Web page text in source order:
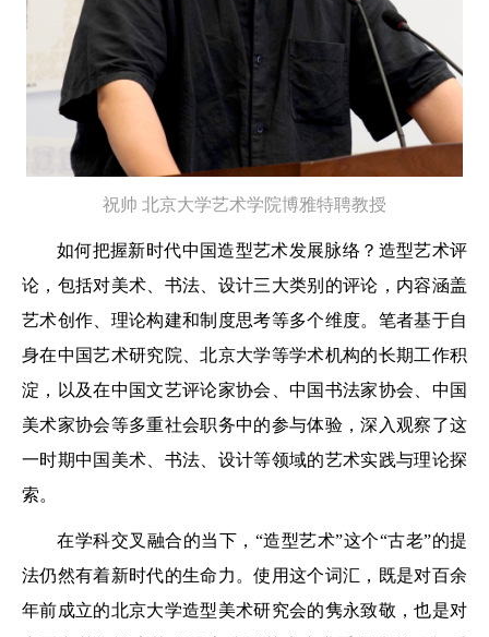
祝帅 北京大学艺术学院博雅特聘教授
如何把握新时代中国造型艺术发展脉络？造型艺术评
论，包括对美术、书法、设计三大类别的评论，内容涵盖
艺术创作、理论构建和制度思考等多个维度。笔者基于自
身在中国艺术研究院、北京大学等学术机构的长期工作积
淀，以及在中国文艺评论家协会、中国书法家协会、中国
美术家协会等多重社会职务中的参与体验，深入观察了这
一时期中国美术、书法、设计等领域的艺术实践与理论探
索。
在学科交叉融合的当下，“造型艺术”这个“古老”的提
法仍然有着新时代的生命力。使用这个词汇，既是对百余
年前成立的北京大学造型美术研究会的隽永致敬，也是对